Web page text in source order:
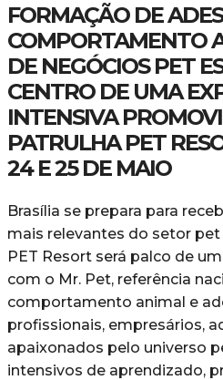
FORMAÇÃO DE
COMPORTAMENTO
DE NEGÓCIOS PET
CENTRO DE UMA
INTENSIVA
PATRULHA PET
24 E 25 DE MAIO
Brasília se prepara para
mais relevantes do setor pet
PET Resort será palco de
com o Mr. Pet, referência
comportamento animal e
profissionais, empresários,
apaixonados pelo universo
intensivos de aprendizado,